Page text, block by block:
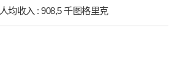
人均收入 : 908,5 千图格里克